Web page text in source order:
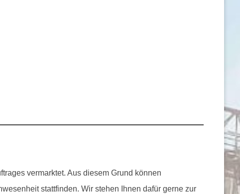
vermarktet. Aus diesem Grund können
stattfinden. Wir stehen Ihnen dafür gerne zur